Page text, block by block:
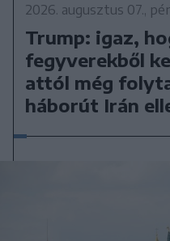
2026. augusztus 07.,
Trump: igaz,
fegyverekből
attól még
háborút Irán